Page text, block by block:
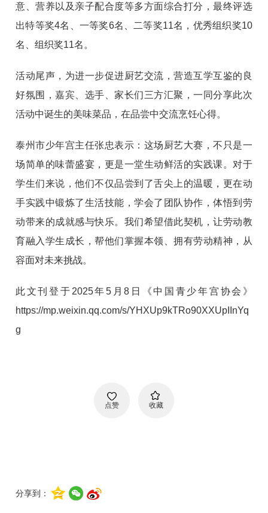
意、营养以及亲子配合度等多方面综合打分，最终评选
出特等奖4名、一等奖6名、二等奖11名，优秀组织奖10
名、组织奖11名。
活动尾声，为进一步促进厨艺交流，营造互学互鉴的良
好氛围，嘉宾、选手、家长们三方汇聚，一同分享此次
活动中诞生的美味菜品，在品尝中交流烹饪心得。
泰州市少年宫主任张忠表示：这场厨艺大赛，不只是一
场简单的味蕾盛宴，更是一堂生动鲜活的实践课。对于
学生们来说，他们不仅品尝到了舌尖上的温暖，更在动
手实践中锻炼了生活技能，学会了团队协作，体悟到劳
动带来的成就感与快乐。我们希望借此契机，让劳动教
育融入学生成长，帮他们掌握本领、拥有劳动精神，从
容面对未来挑战。
此文刊登于2025年5月8日《中国青少年宫协会》
https://mp.weixin.qq.com/s/YHXUp9kTRo90XXUpIInYq
g
点赞 收藏
分享到：